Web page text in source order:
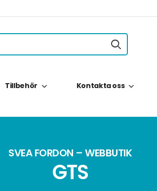
Tillbehör Kontakta oss
SVEA FORDON – WEBBUTIK
GTS